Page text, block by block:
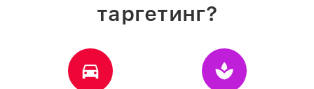
таргетинг?
directions_car spa